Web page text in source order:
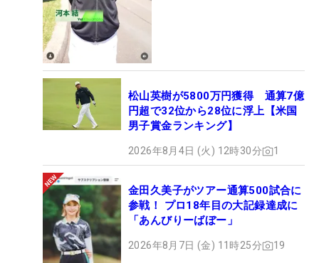
松山英樹が5800万円獲得 通算7億
円超で32位から28位に浮上【米国
男子賞金ランキング】
2026年8月4日 (火) 12時30分 1
金田久美子がツアー通算500試合に
参戦！ プロ18年目の大記録達成に
「あんびりーばぼー」
2026年8月7日 (金) 11時25分 19